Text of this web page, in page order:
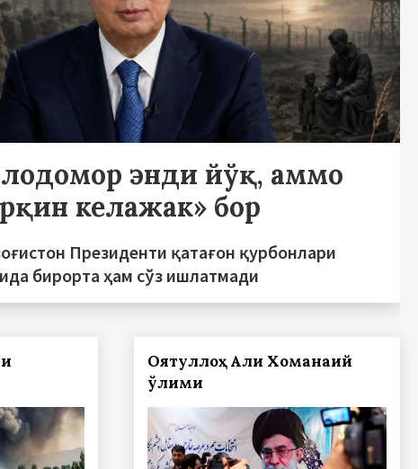
энди йўқ, аммо
келажак» бор
Президенти қатағон қурбонлари
бирорта ҳам сўз ишлатмади
Оятуллоҳ Али Хоманаий
ўлими